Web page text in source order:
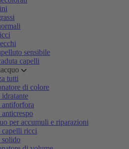
sensibile
capelli
tutti
di colore
idratante
antiforfora
anticrespo
per accumuli e riparazioni
capelli ricci
solido